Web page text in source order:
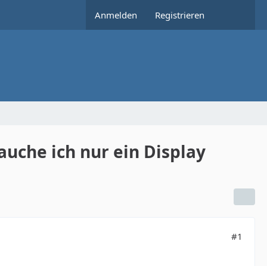
Anmelden Registrieren
ich nur ein Display
#1